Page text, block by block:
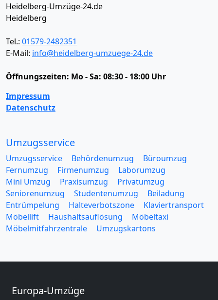
Heidelberg-Umzüge-24.de
Heidelberg
Tel.: 01579-2482351
E-Mail: info@heidelberg-umzuege-24.de
Öffnungszeiten: Mo - Sa: 08:30 - 18:00 Uhr
Impressum
Datenschutz
Umzugsservice
Umzugsservice Behördenumzug
Büroumzug
Fernumzug
Firmenumzug
Laborumzug
Mini Umzug
Praxisumzug
Privatumzug
Seniorenumzug
Studentenumzug
Beiladung
Entrümpelung
Halteverbotszone
Klaviertransport
Möbellift
Haushaltsauflösung
Möbeltaxi
Möbelmitfahrzentrale
Umzugskartons
Europa-Umzüge